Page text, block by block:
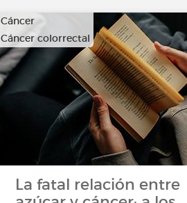
Cáncer
Cáncer colorrectal
…
La fatal relación entre